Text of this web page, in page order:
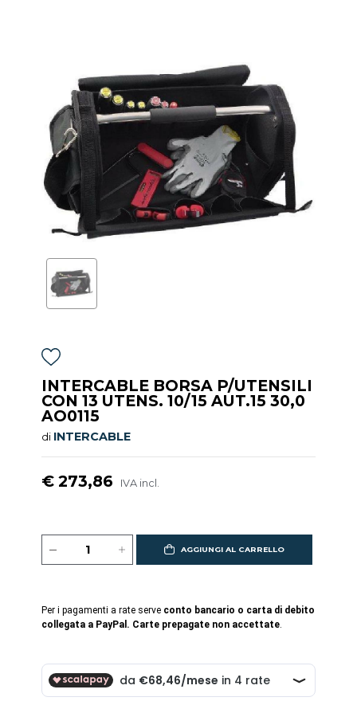
INTERCABLE BORSA P/UTENSILI
CON 13 UTENS. 10/15 AUT.15 30,0
AO0115
di INTERCABLE
€ 273,86 IVA incl.
AGGIUNGI AL CARRELLO
Per i pagamenti a rate serve conto bancario o carta di debito
collegata a PayPal. Carte prepagate non accettate